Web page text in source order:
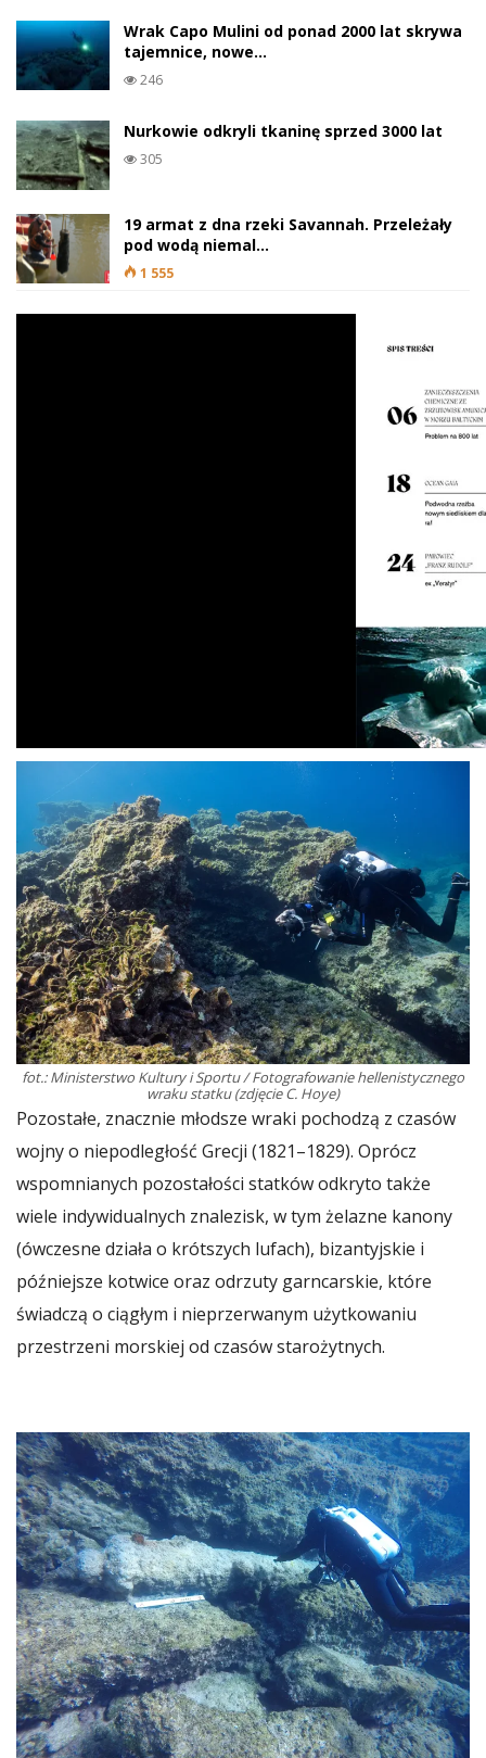
Wrak Capo Mulini od ponad 2000 lat skrywa
tajemnice, nowe…
246
Nurkowie odkryli tkaninę sprzed 3000 lat
305
19 armat z dna rzeki Savannah. Przeleżały
pod wodą niemal…
1 555
fot.: Ministerstwo Kultury i Sportu / Fotografowanie hellenistycznego
wraku statku (zdjęcie C. Hoye)
Pozostałe, znacznie młodsze wraki pochodzą z czasów
wojny o niepodległość Grecji (1821–1829). Oprócz
wspomnianych pozostałości statków odkryto także
wiele indywidualnych znalezisk, w tym żelazne kanony
(ówczesne działa o krótszych lufach), bizantyjskie i
późniejsze kotwice oraz odrzuty garncarskie, które
świadczą o ciągłym i nieprzerwanym użytkowaniu
przestrzeni morskiej od czasów starożytnych.